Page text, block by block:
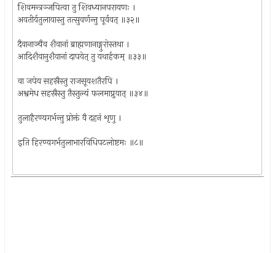
शिवमन्त्रञ्जपित्वा तु शिवध्यानपरायणः ।
अवतीर्यतुलायास्तु तत्सुवर्णन्तु पूर्ववत् ॥३२॥
दैवानाञ्चैव शैवानां ब्राह्मणानाङ्गुरोस्तथा ।
आदिशैवानुशैवानां दापयेत् तु यथार्हकम् ॥३३॥
वा जपेय सहस्रैस्तु राजसूयशतैरपि ।
अश्वमेध सहस्रैस्तु तैस्तुल्यं फलमाप्नुयात् ॥३४॥
तुलाहैरण्यगर्भन्तु प्रोक्तं वै दहनं शृणु ।
इति हिरण्यगर्भतुलाभारविधिपटलोष्टमः ॥८॥